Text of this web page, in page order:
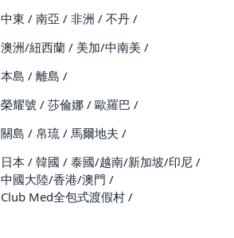
中東 南亞 非洲 不丹
澳洲/紐西蘭 美加/中南美
本島 離島
榮耀號 莎倫娜 歐羅巴
關島 帛琉 馬爾地夫
日本 韓國
泰國/越南/新加坡/印尼
中國大陸/香港/澳門
Club Med全包式渡假村